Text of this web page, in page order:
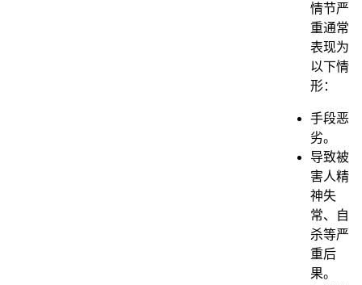
情节严
重通常
表现为
以下情
形：
手段恶
劣。
导致被
害人精
神失
常、自
杀等严
重后
果。